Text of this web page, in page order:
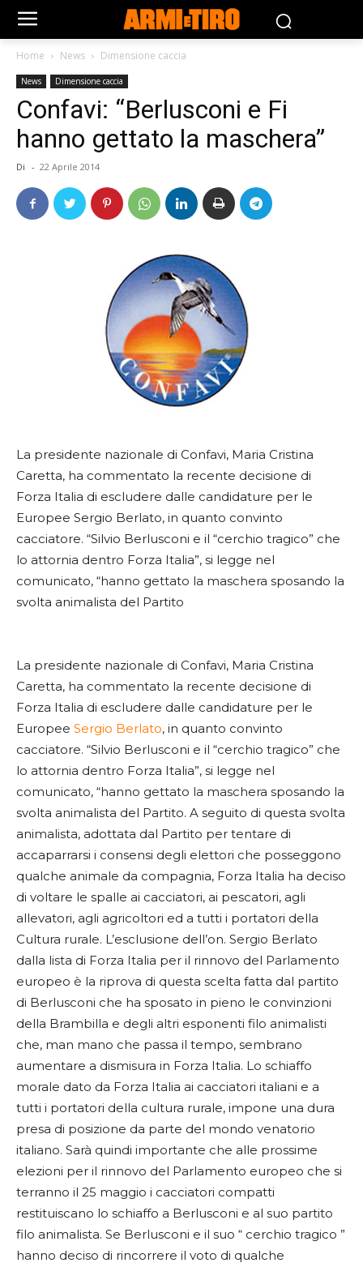
Home News Dimensione caccia
News Dimensione caccia
Confavi: “Berlusconi e Fi
hanno gettato la maschera”
Di - 22 Aprile 2014
La presidente nazionale di Confavi, Maria Cristina
Caretta, ha commentato la recente decisione di
Forza Italia di escludere dalle candidature per le
Europee Sergio Berlato, in quanto convinto
cacciatore. “Silvio Berlusconi e il “cerchio tragico” che
lo attornia dentro Forza Italia”, si legge nel
comunicato, “hanno gettato la maschera sposando la
svolta animalista del Partito
La presidente nazionale di Confavi, Maria Cristina
Caretta, ha commentato la recente decisione di
Forza Italia di escludere dalle candidature per le
Europee Sergio Berlato, in quanto convinto
cacciatore. “Silvio Berlusconi e il “cerchio tragico” che
lo attornia dentro Forza Italia”, si legge nel
comunicato, “hanno gettato la maschera sposando la
svolta animalista del Partito. A seguito di questa svolta
animalista, adottata dal Partito per tentare di
accaparrarsi i consensi degli elettori che posseggono
qualche animale da compagnia, Forza Italia ha deciso
di voltare le spalle ai cacciatori, ai pescatori, agli
allevatori, agli agricoltori ed a tutti i portatori della
Cultura rurale. L’esclusione dell’on. Sergio Berlato
dalla lista di Forza Italia per il rinnovo del Parlamento
europeo è la riprova di questa scelta fatta dal partito
di Berlusconi che ha sposato in pieno le convinzioni
della Brambilla e degli altri esponenti filo animalisti
che, man mano che passa il tempo, sembrano
aumentare a dismisura in Forza Italia. Lo schiaffo
morale dato da Forza Italia ai cacciatori italiani e a
tutti i portatori della cultura rurale, impone una dura
presa di posizione da parte del mondo venatorio
italiano. Sarà quindi importante che alle prossime
elezioni per il rinnovo del Parlamento europeo che si
terranno il 25 maggio i cacciatori compatti
restituiscano lo schiaffo a Berlusconi e al suo partito
filo animalista. Se Berlusconi e il suo “ cerchio tragico ”
hanno deciso di rincorrere il voto di qualche